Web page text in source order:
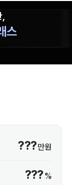
스
???만원
??? %